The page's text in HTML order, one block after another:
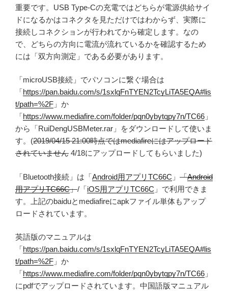
重要です。USB Type-Cの充電ではどちらが電源供給サイ
ドになるかはコネクタを見ただけではわからず、実際に
接続しコネクションが行われてから確定します。なの
で、どちらの方向に電流が流れているかを確認するため
には「双方向測定」である必要があります。
「microUSB接続」でパソコンに繋ぐ場合は
「https://pan.baidu.com/s/1sxlqFnTYEN2TcyLiTA5EQA#lis
t/path=%2F 」か
「https://www.mediafire.com/folder/pqn0ybytqpy7n/TC66 」
から「RuiDengUSBMeter.rar」をダウンロードして使いま
す。(2019/04/15 21:00時点ではmediafireにはアップロード
されていません 4/18にアップロードしてもらいました)
「Bluetooth接続」は「Android用アプリTC66C 」 「Android
用アプリTC66C」/「iOS用アプリTC66C 」で利用できま
す。上記のbaiduとmediafireにapkファイル単体もアップ
ロードされています。
英語版のマニュアルは
「https://pan.baidu.com/s/1sxlqFnTYEN2TcyLiTA5EQA#lis
t/path=%2F 」か
「https://www.mediafire.com/folder/pqn0ybytqpy7n/TC66 」
にpdfでアップロードされています。中国語版マニュアル